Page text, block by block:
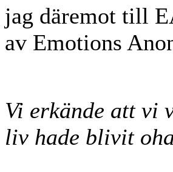
jag däremot till
av Emotions
Vi erkände att vi
liv hade blivit